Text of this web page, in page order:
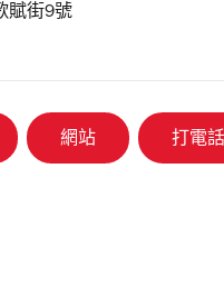
賦街9號
網站 打電話